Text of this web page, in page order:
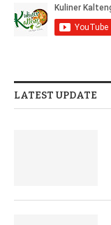
LATEST UPDATE